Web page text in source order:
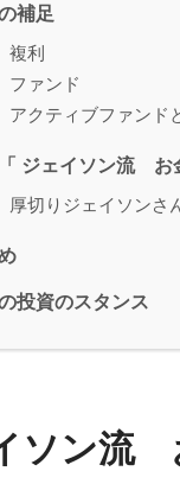
補足
複利
ファンド
アクティブファンド
ジェイソン流 お
厚切りジェイソンさ
投資のスタンス
ソン流